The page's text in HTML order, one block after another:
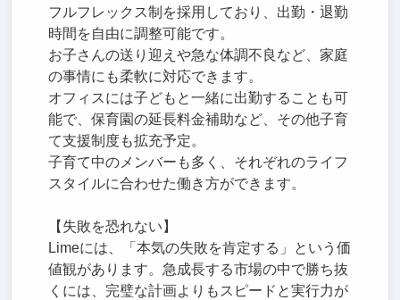
フルフレックス制を採用しており、出勤・退勤
時間を自由に調整可能です。
お子さんの送り迎えや急な体調不良など、家庭
の事情にも柔軟に対応できます。
オフィスには子どもと一緒に出勤することも可
能で、保育園の延長料金補助など、その他子育
て支援制度も拡充予定。
子育て中のメンバーも多く、それぞれのライフ
スタイルに合わせた働き方ができます。
【失敗を恐れない】
Limeには、「本気の失敗を肯定する」という価
値観があります。急成長する市場の中で勝ち抜
くには、完璧な計画よりもスピードと実行力が